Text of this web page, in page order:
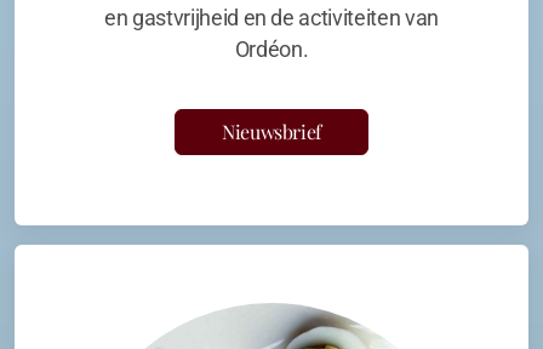
en gastvrijheid en de activiteiten van
Ordéon.
Nieuwsbrief